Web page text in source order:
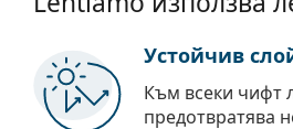
Устойчив
Към всеки чифт
предотвратява